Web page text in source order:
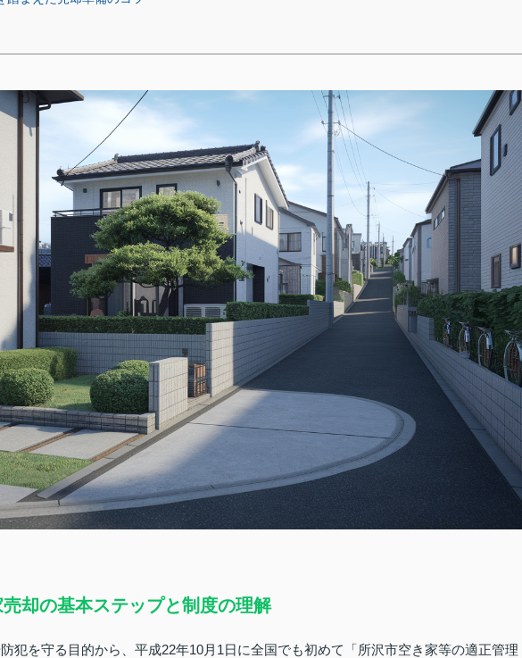
却の基本ステップと制度の理解
犯を守る目的から、平成22年10月1日に全国でも初めて「所沢市空き家等の適正管理